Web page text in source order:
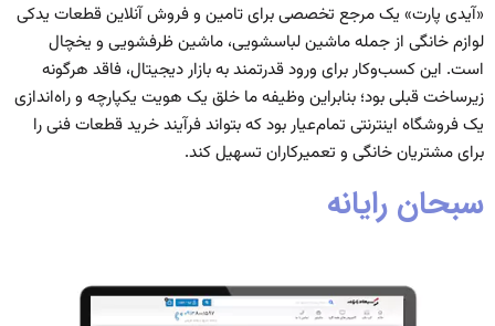
«آیدی پارت» یک مرجع تخصصی برای تامین و فروش آنلاین قطعات یدکی
لوازم خانگی از جمله ماشین لباسشویی، ماشین ظرفشویی و یخچال
است. این کسب‌وکار برای ورود قدرتمند به بازار دیجیتال، فاقد هرگونه
زیرساخت قبلی بود؛ بنابراین وظیفه ما خلق یک هویت یکپارچه و راه‌اندازی
یک فروشگاه اینترنتی تمام‌عیار بود که بتواند فرآیند خرید قطعات فنی را
برای مشتریان خانگی و تعمیرکاران تسهیل کند.
سبحان رایانه